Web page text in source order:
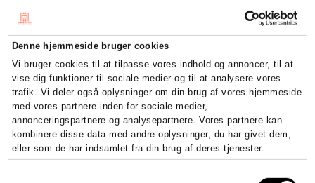
Denne hjemmeside bruger cookies
Vi bruger cookies til at tilpasse vores indhold og annoncer, til at
vise dig funktioner til sociale medier og til at analysere vores
trafik. Vi deler også oplysninger om din brug af vores hjemmeside
med vores partnere inden for sociale medier,
annonceringspartnere og analysepartnere. Vores partnere kan
kombinere disse data med andre oplysninger, du har givet dem,
eller som de har indsamlet fra din brug af deres tjenester.